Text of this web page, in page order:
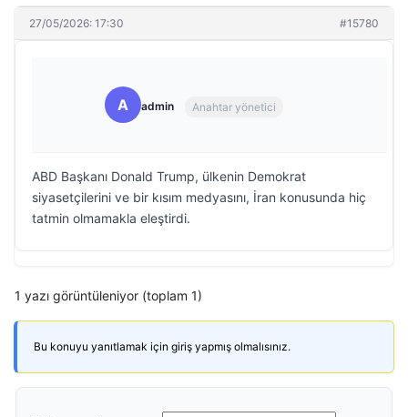
27/05/2026: 17:30 #15780
A admin Anahtar yönetici
ABD Başkanı Donald Trump, ülkenin Demokrat
siyasetçilerini ve bir kısım medyasını, İran konusunda hiç
tatmin olmamakla eleştirdi.
1 yazı görüntüleniyor (toplam 1)
Bu konuyu yanıtlamak için giriş yapmış olmalısınız.